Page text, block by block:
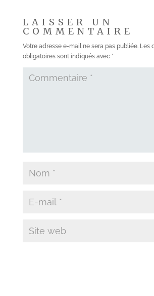
LAISSER UN
COMMENTAIRE
Votre adresse e-mail ne sera pas publiée. Les
obligatoires sont indiqués avec *